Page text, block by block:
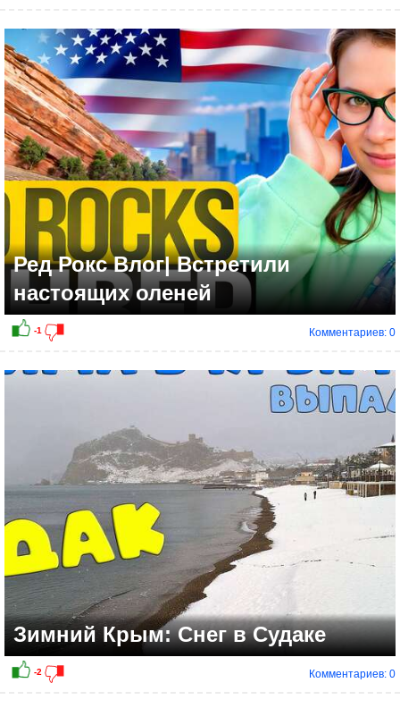
0
Ред Рокс Влог| Встретили
настоящих оленей
Комментариев: 0
Зимний Крым: Снег в Судаке
Комментариев: 0